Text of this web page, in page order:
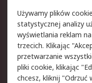
Aspekty prawne
Bezpieczeństwo e-
maila
Polityka
Używamy plików
statystycznej analizy
wyświetlania reklam
trzecich. Klikając
przetwarzanie
pliki cookie, klikając
chcesz, kliknij "Odrzuć